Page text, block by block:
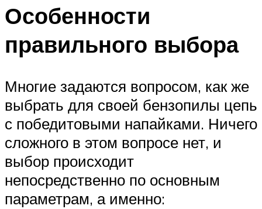
Особенности
правильного выбора
Многие задаются вопросом, как же
выбрать для своей бензопилы цепь
с победитовыми напайками. Ничего
сложного в этом вопросе нет, и
выбор происходит
непосредственно по основным
параметрам, а именно: